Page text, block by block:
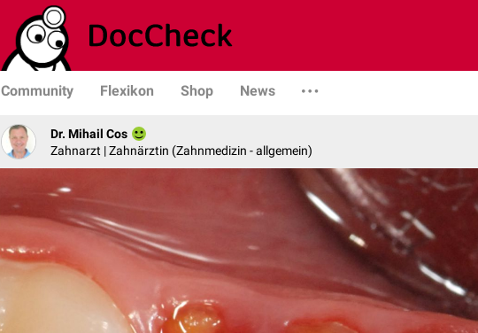
Community Flexikon Shop News
Dr. Mihail Cos
Zahnarzt | Zahnärztin (Zahnmedizin - allgemein)